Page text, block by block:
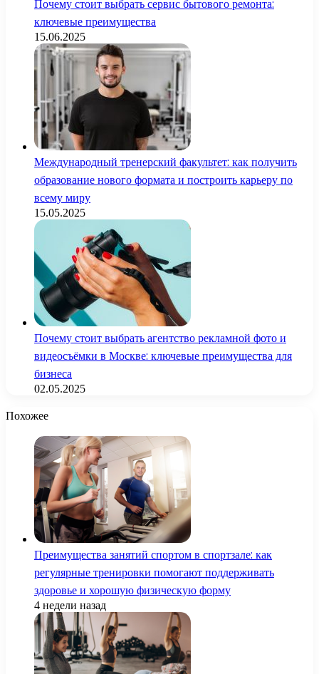
Почему стоит выбрать сервис бытового ремонта:
ключевые преимущества
15.06.2025
Международный тренерский факультет: как получить
образование нового формата и построить карьеру по
всему миру
15.05.2025
Почему стоит выбрать агентство рекламной фото и
видеосъёмки в Москве: ключевые преимущества для
бизнеса
02.05.2025
Похожее
Преимущества занятий спортом в спортзале: как
регулярные тренировки помогают поддерживать
здоровье и хорошую физическую форму
4 недели назад